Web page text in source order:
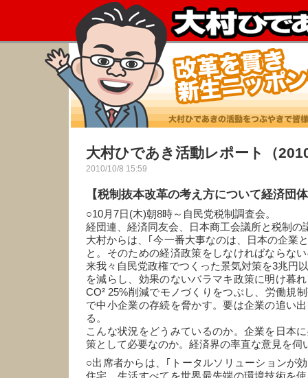
大村ひであき活動レポート（
2010/10/8 15:59
【税制抜本改革の考え方について経済団
○10月7日(木)朝8時～自民党税制調査会。
経団連、経済同友会、日本商工会議所と税制の
大村からは、｢今一番大事なのは、日本の企業
と。そのための経済政策をしなければならな
来我々自民党政権でつくった景気対策を3兆円
を減らし、効果のないバラマキ政策に明け暮
CO² 25%削減でモノづくりをつぶし、労働規
で中小企業の存続を脅かす。要は企業の追い
る。
こんな状況をどうみているのか。企業を日本
策として必要なのか。経済界の率直な意見を伺
○出席者からは、｢トータルソリューションが